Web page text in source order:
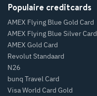
Populaire creditcards
AMEX Flying Blue Gold Card
AMEX Flying Blue Silver Card
AMEX Gold Card
Revolut Standaard
N26
bunq Travel Card
Visa World Card Gold